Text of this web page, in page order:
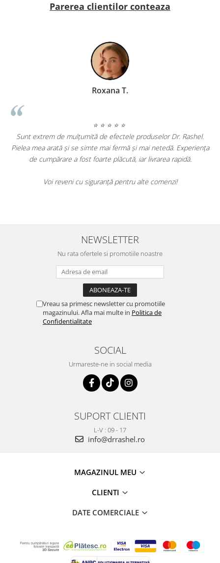
Parerea clientilor conteaza
Roxana T.
⭐ ⭐ ⭐ ⭐ ⭐
Sunt extrem de mulțumită de efectele produselor Dr. Rashel.
Pielea mea arată și se simte mai fermă și mai netedă. Experiența
de cumpărare a fost foarte plăcută, iar livrarea rapidă.
Voi reveni cu siguranță pentru alte comenzi!
NEWSLETTER
Nu rata ofertele si promotiile noastre
Vreau sa primesc newsletter cu promotiile
magazinului. Afla mai multe in Politica de
Confidentialitate
SOCIAL
Urmareste-ne in social media
SUPORT CLIENTI
L-V : 09 - 17
info@drrashel.ro
MAGAZINUL MEU
CLIENTI
DATE COMERCIALE